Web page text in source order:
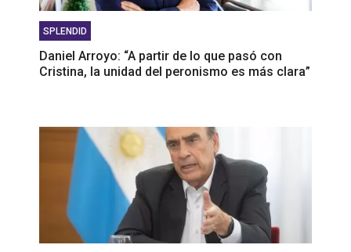
SPLENDID
Daniel Arroyo: “A partir de lo que pasó con
Cristina, la unidad del peronismo es más clara”